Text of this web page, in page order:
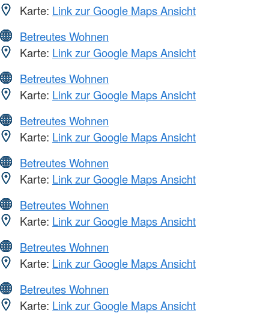
Karte: Link zur Google Maps Ansicht
Betreutes Wohnen
Karte: Link zur Google Maps Ansicht
Betreutes Wohnen
Karte: Link zur Google Maps Ansicht
Betreutes Wohnen
Karte: Link zur Google Maps Ansicht
Betreutes Wohnen
Karte: Link zur Google Maps Ansicht
Betreutes Wohnen
Karte: Link zur Google Maps Ansicht
Betreutes Wohnen
Karte: Link zur Google Maps Ansicht
Betreutes Wohnen
Karte: Link zur Google Maps Ansicht